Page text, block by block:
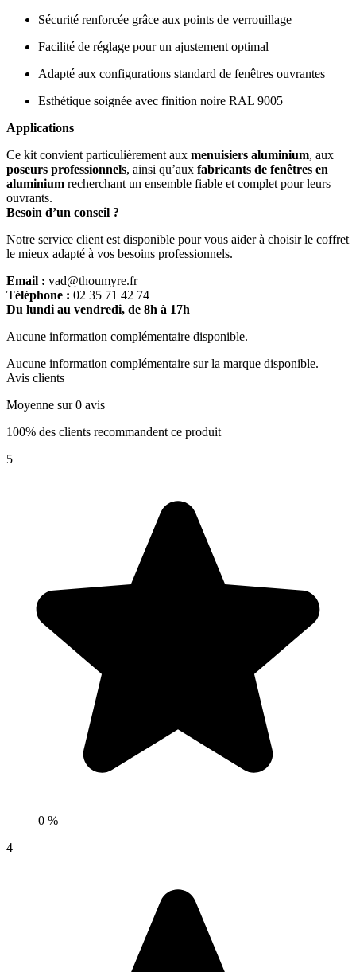
Sécurité renforcée grâce aux points de verrouillage
Facilité de réglage pour un ajustement optimal
Adapté aux configurations standard de fenêtres ouvrantes
Esthétique soignée avec finition noire RAL 9005
Applications
Ce kit convient particulièrement aux menuisiers aluminium, aux
poseurs professionnels, ainsi qu’aux fabricants de fenêtres en
aluminium recherchant un ensemble fiable et complet pour leurs
ouvrants.
Besoin d’un conseil ?
Notre service client est disponible pour vous aider à choisir le coffret
le mieux adapté à vos besoins professionnels.
Email : vad@thoumyre.fr
Téléphone : 02 35 71 42 74
Du lundi au vendredi, de 8h à 17h
Aucune information complémentaire disponible.
Aucune information complémentaire sur la marque disponible.
Avis clients
Moyenne sur 0 avis
100% des clients recommandent ce produit
5
0 %
4